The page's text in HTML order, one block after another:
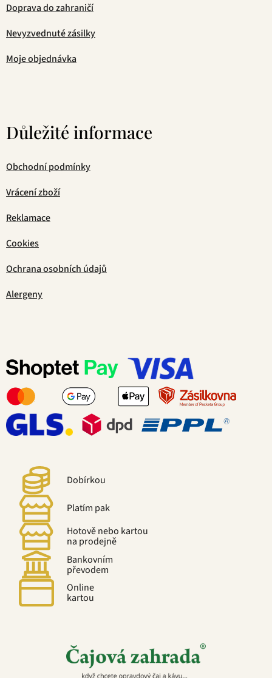
Doprava do zahraničí
Nevyzvednuté zásilky
Moje objednávka
Důležité informace
Obchodní podmínky
Vrácení zboží
Reklamace
Cookies
Ochrana osobních údajů
Alergeny
Dobírkou
Platím pak
Hotově nebo kartou
na prodejně
Bankovním
převodem
Online
kartou